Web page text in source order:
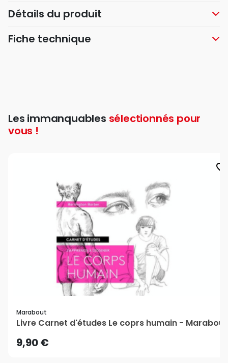
Détails du produit
Fiche technique
Les immanquables sélectionnés pour
vous !
favorite_border
Marabout
Livre Carnet d'études Le coprs humain - Marabout
9,90 €